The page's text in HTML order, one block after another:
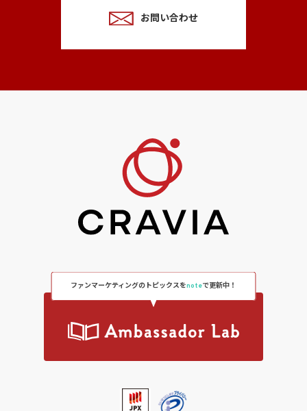
お問い合わせ
ファンマーケティングのトピックスをnoteで更新中！